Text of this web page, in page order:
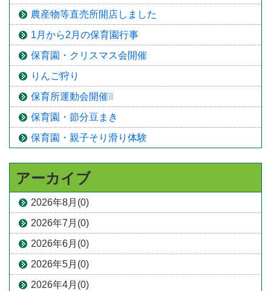
農産物等直売所開店しました
1月から2月の保育園行事
保育園・クリスマス会開催
りんご狩り
保育所運動会開催❕❕
保育園・節分豆まき
保育園・親子そり滑り体験
アーカイブ
2026年8月(0)
2026年7月(0)
2026年6月(0)
2026年5月(0)
2026年4月(0)